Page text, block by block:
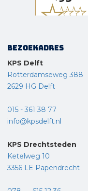
Bezoekadres
KPS Delft
Rotterdamseweg 388
2629 HG Delft
015 - 361 38 77
info@kpsdelft.nl
KPS Drechtsteden
Ketelweg 10
3356 LE Papendrecht